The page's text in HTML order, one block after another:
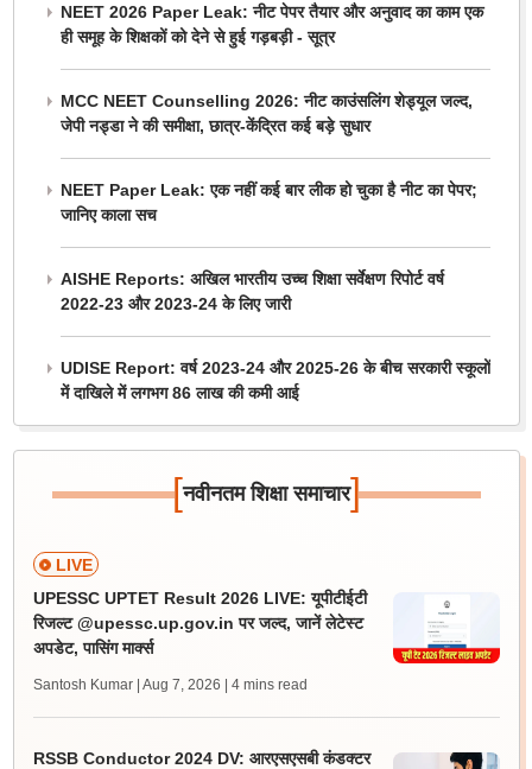
NEET 2026 Paper Leak: नीट पेपर तैयार और अनुवाद का काम एक
ही समूह के शिक्षकों को देने से हुई गड़बड़ी - सूत्र
MCC NEET Counselling 2026: नीट काउंसलिंग शेड्यूल जल्द,
जेपी नड्डा ने की समीक्षा, छात्र-केंद्रित कई बड़े सुधार
NEET Paper Leak: एक नहीं कई बार लीक हो चुका है नीट का पेपर;
जानिए काला सच
AISHE Reports: अखिल भारतीय उच्च शिक्षा सर्वेक्षण रिपोर्ट वर्ष
2022-23 और 2023-24 के लिए जारी
UDISE Report: वर्ष 2023-24 और 2025-26 के बीच सरकारी स्कूलों
में दाखिले में लगभग 86 लाख की कमी आई
[नवीनतम शिक्षा समाचार]
LIVE
UPESSC UPTET Result 2026 LIVE: यूपीटीईटी
रिजल्ट @upessc.up.gov.in पर जल्द, जानें लेटेस्ट
अपडेट, पासिंग मार्क्स
Santosh Kumar | Aug 7, 2026 | 4 mins read
RSSB Conductor 2024 DV: आरएसएसबी कंडक्टर